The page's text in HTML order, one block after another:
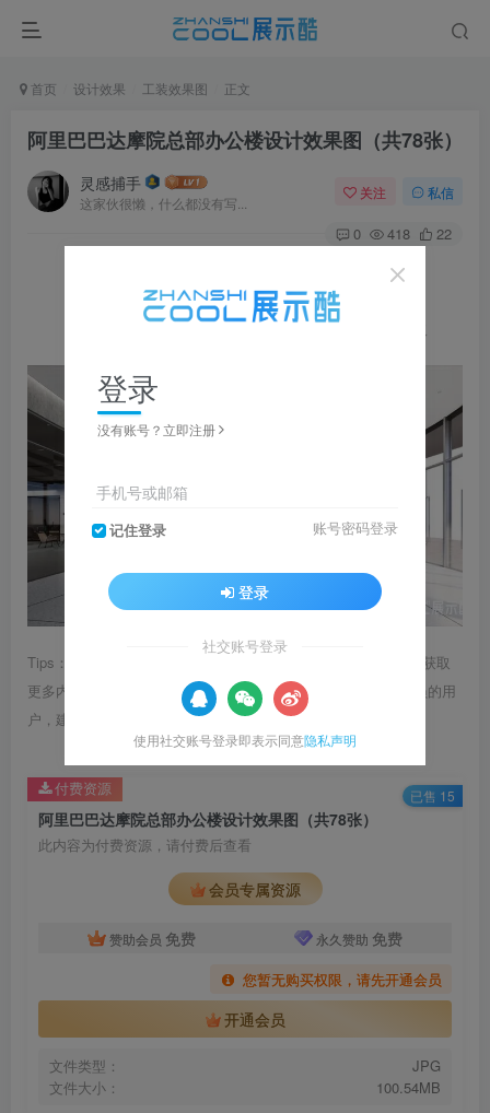
首页 设计效果 工装效果图 正文
阿里巴巴达摩院总部办公楼设计效果图（共78张）
灵感捕手
这家伙很懒，什么都没有写...
关注 私信
0 418 22
放大，左右滑动浏览，更多资料在下载区获取
Tips：1.内容图片或视频可能会有压缩，若文章提供下载服务，获取
更多内容（无展示酷水印）可在下方下载； 2.没有百度网盘会员的用
户，建议用123云盘可获得更快的下载速度。
阿里巴巴达摩院总部办公楼设计效果图（共78张）
此内容为付费资源，请付费后查看
会员专属资源
赞助会员 免费 永久赞助 免费
您暂无购买权限，请先开通会员
开通会员
文件类型：
JPG
文件大小：
100.54MB
付费资源 已售 15
登录
没有账号？立即注册
手机号或邮箱
记住登录 账号密码登录
登录
社交账号登录
使用社交账号登录即表示同意隐私声明